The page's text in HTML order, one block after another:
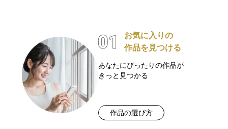
お気に入りの
作品を見つける
あなたにぴったりの作品が
きっと見つかる
作品の選び方